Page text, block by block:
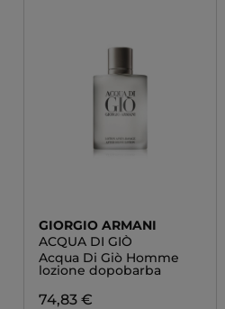
GIORGIO ARMANI
ACQUA DI GIÒ
Acqua Di Giò Homme
lozione dopobarba
74,83 €